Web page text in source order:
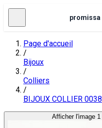
promissa
Page d'accueil
/
Bijoux
/
Colliers
/
BIJOUX COLLIER 0038
Afficher l'image 1